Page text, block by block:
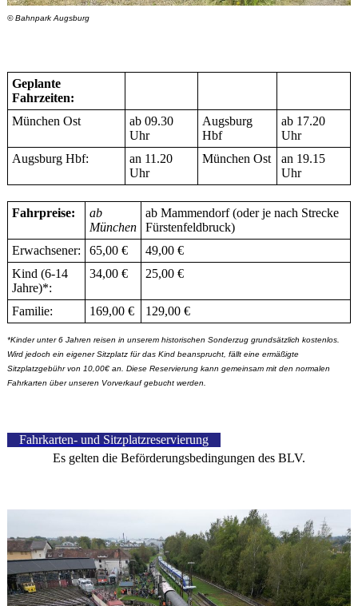
© Bahnpark Augsburg
Geplante
Fahrzeiten:
München Ost
ab 09.30
Uhr
Augsburg
Hbf
ab 17.20
Uhr
Augsburg Hbf:
an 11.20
Uhr
München Ost
an 19.15
Uhr
Fahrpreise:
ab
München
ab Mammendorf (oder je nach Strecke
Fürstenfeldbruck)
Erwachsener:
65,00 €
49,00 €
Kind (6-14
Jahre)*:
34,00 € 25,00 €
Familie: 169,00 € 129,00 €
*Kinder unter 6 Jahren reisen in unserem historischen Sonderzug grundsätzlich kostenlos.
Wird jedoch ein eigener Sitzplatz für das Kind beansprucht, fällt eine ermäßigte
Sitzplatzgebühr von 10,00€ an. Diese Reservierung kann gemeinsam mit den normalen
Fahrkarten über unseren Vorverkauf gebucht werden.
Fahrkarten- und Sitzplatzreservierung
Es gelten die Beförderungsbedingungen des BLV.